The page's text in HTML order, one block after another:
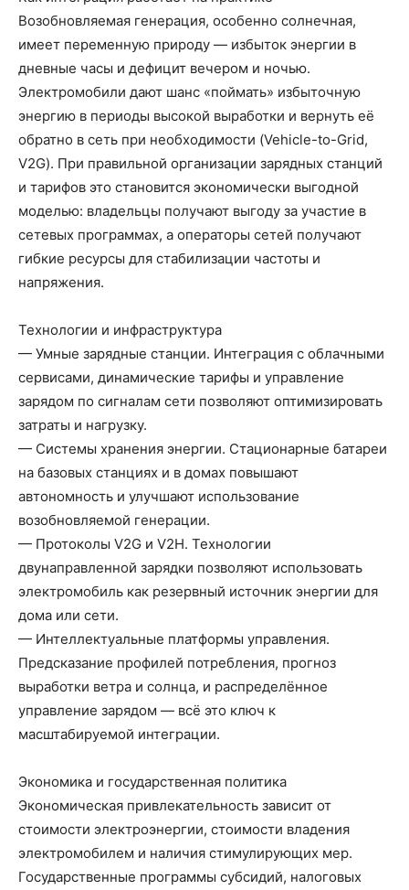
Возобновляемая генерация, особенно солнечная,
имеет переменную природу — избыток энергии в
дневные часы и дефицит вечером и ночью.
Электромобили дают шанс «поймать» избыточную
энергию в периоды высокой выработки и вернуть её
обратно в сеть при необходимости (Vehicle-to-Grid,
V2G). При правильной организации зарядных станций
и тарифов это становится экономически выгодной
моделью: владельцы получают выгоду за участие в
сетевых программах, а операторы сетей получают
гибкие ресурсы для стабилизации частоты и
напряжения.
Технологии и инфраструктура
— Умные зарядные станции. Интеграция с облачными
сервисами, динамические тарифы и управление
зарядом по сигналам сети позволяют оптимизировать
затраты и нагрузку.
— Системы хранения энергии. Стационарные батареи
на базовых станциях и в домах повышают
автономность и улучшают использование
возобновляемой генерации.
— Протоколы V2G и V2H. Технологии
двунаправленной зарядки позволяют использовать
электромобиль как резервный источник энергии для
дома или сети.
— Интеллектуальные платформы управления.
Предсказание профилей потребления, прогноз
выработки ветра и солнца, и распределённое
управление зарядом — всё это ключ к
масштабируемой интеграции.
Экономика и государственная политика
Экономическая привлекательность зависит от
стоимости электроэнергии, стоимости владения
электромобилем и наличия стимулирующих мер.
Государственные программы субсидий, налоговых